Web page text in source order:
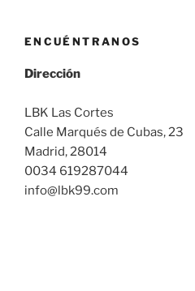
ENCUÉNTRANOS
Dirección
LBK Las Cortes
Calle Marqués de Cubas, 23
Madrid, 28014
0034 619287044
info@lbk99.com